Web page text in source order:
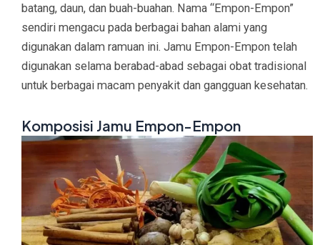
batang, daun, dan buah-buahan. Nama “Empon-Empon”
sendiri mengacu pada berbagai bahan alami yang
digunakan dalam ramuan ini. Jamu Empon-Empon telah
digunakan selama berabad-abad sebagai obat tradisional
untuk berbagai macam penyakit dan gangguan kesehatan.
Komposisi Jamu Empon-Empon